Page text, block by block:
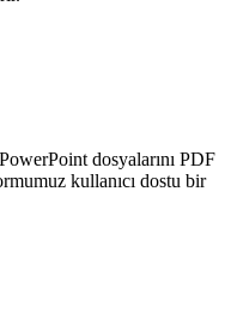
dosyalarını PDF
kullanıcı dostu bir